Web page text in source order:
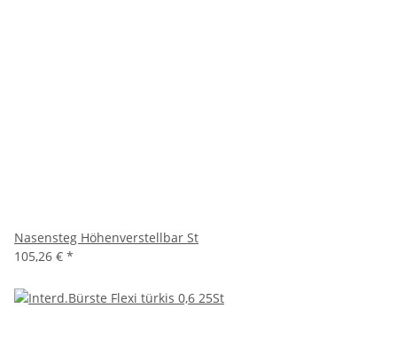
Nasensteg Höhenverstellbar St
105,26 € *